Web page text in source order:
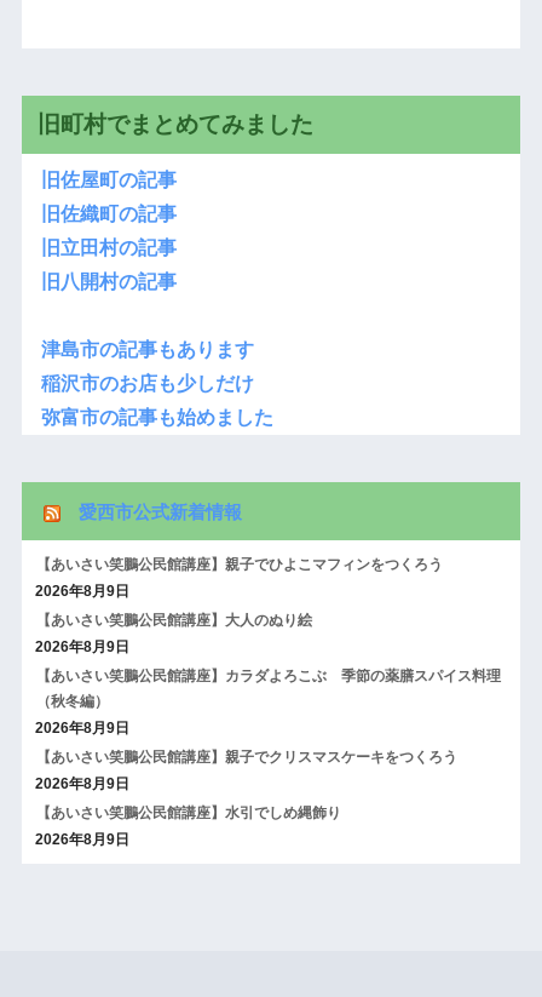
旧町村でまとめてみました
旧佐屋町の記事
旧佐織町の記事
旧立田村の記事
旧八開村の記事
津島市の記事もあります
稲沢市のお店も少しだけ
弥富市の記事も始めました
愛西市公式新着情報
【あいさい笑鵬公民館講座】親子でひよこマフィンをつくろう
2026年8月9日
【あいさい笑鵬公民館講座】大人のぬり絵
2026年8月9日
【あいさい笑鵬公民館講座】カラダよろこぶ 季節の薬膳スパイス料理
（秋冬編）
2026年8月9日
【あいさい笑鵬公民館講座】親子でクリスマスケーキをつくろう
2026年8月9日
【あいさい笑鵬公民館講座】水引でしめ縄飾り
2026年8月9日